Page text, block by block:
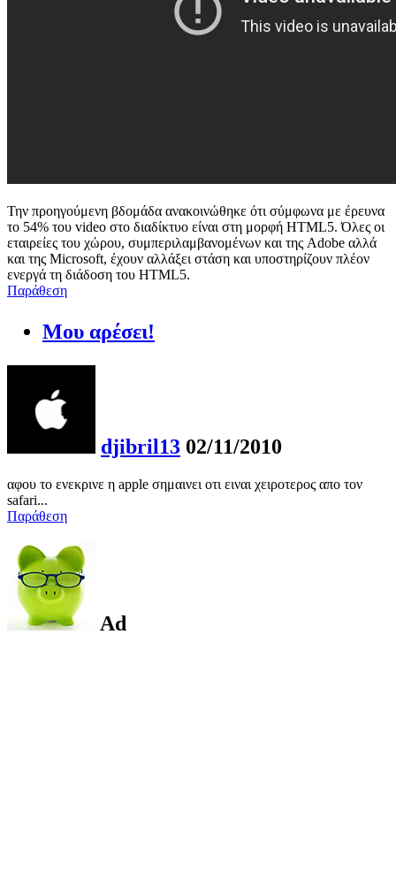
Την προηγούμενη βδομάδα ανακοινώθηκε ότι σύμφωνα με έρευνα
το 54% του video στο διαδίκτυο είναι στη μορφή HTML5. Όλες οι
εταιρείες του χώρου, συμπεριλαμβανομένων και της Adobe αλλά
και της Microsoft, έχουν αλλάξει στάση και υποστηρίζουν πλέον
ενεργά τη διάδοση του HTML5.
Παράθεση
Μου αρέσει!
djibril13 02/11/2010
αφου το ενεκρινε η apple σημαινει οτι ειναι χειροτερος απο τον
safari...
Παράθεση
Ad